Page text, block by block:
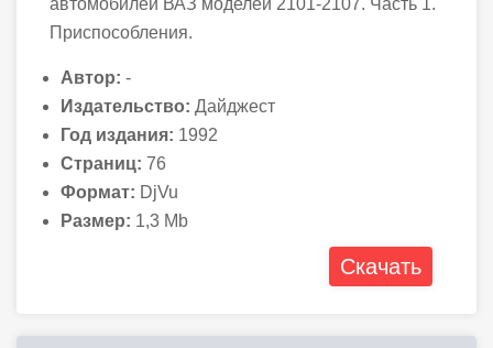
автомобилей ВАЗ моделей 2101-2107. Часть 1.
Приспособления.
Автор: -
Издательство: Дайджест
Год издания: 1992
Страниц: 76
Формат: DjVu
Размер: 1,3 Mb
Скачать